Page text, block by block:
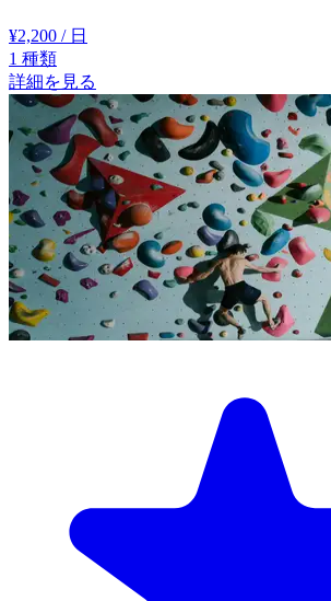
¥2,200 / 日
1 種類
詳細を見る